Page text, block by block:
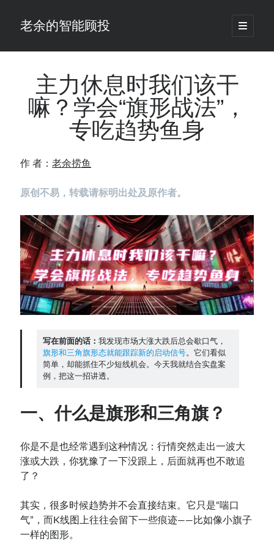
老余的智能顾投
open
primary
Sidebar
最新发表 ：
仓位大小背后的数学：为什么胜率40%的策略，能比胜率60%的更赚钱
大多数突破交易倒在“收缩阶段”，而这个EA等的是“扩张确认”（附完整源
为什么说每年6月底是罗素2000最干净的套利窗口？
老余看市：长鑫4万亿，A股却蒸发12.4万亿
普通人的5个常见投资错误，可能让你多干12年才能退休
怎么把TradingView上的裸指标拆成可回测的交易规则：成交量差值背离
实战
涨了怕踏空、跌了怕深套？这个模型把NVDA两次恐慌底都抓住了（附
源代码）
Contact：
网站备案号：鄂ICP备2024064768号
主力休息时我们该干
嘛？学会“旗形战法”，
专吃趋势鱼身
作 者：老余捞鱼
原创不易，转载请标明出处及原作者。
写在前面的话： 我发现市场大涨大跌后总会歇口气，
旗形和三角旗形态就能跟踪新的启动信号。它们看似
简单，却能抓住不少短线机会。今天我就结合实盘案
例，把这一招讲透。
一、什么是旗形和三角旗？
你是不是也经常遇到这种情况：行情突然走出一波大
涨或大跌，你犹豫了一下没跟上，后面就再也不敢追
了？
其实，很多时候趋势并不会直接结束。它只是“喘口
气”，而K线图上往往会留下一些痕迹——比如像小旗子
一样的图形。